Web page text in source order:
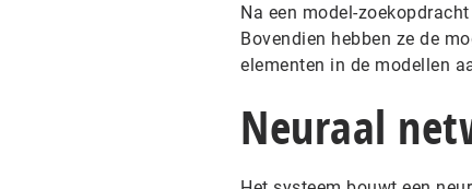
Na een model-
Bovendien hebben ze de
elementen in de modellen
Neuraal